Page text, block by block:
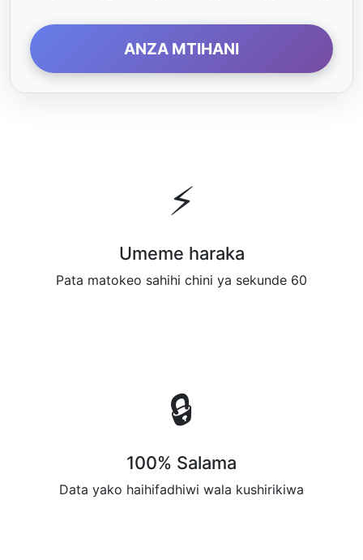
ANZA MTIHANI
⚡
Umeme haraka
Pata matokeo sahihi chini ya sekunde 60
🔒
100% Salama
Data yako haihifadhiwi wala kushirikiwa